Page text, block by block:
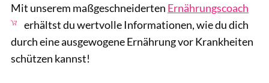
Mit unserem maßgeschneiderten Ernährungscoach
erhältst du wertvolle Informationen, wie du dich
durch eine ausgewogene Ernährung vor Krankheiten
schützen kannst!